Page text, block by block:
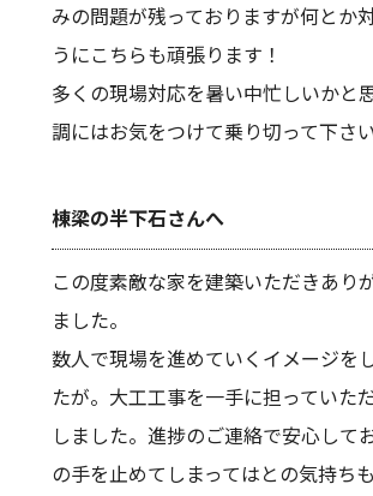
みの問題が残っておりますが何とか
うにこちらも頑張ります！
多くの現場対応を暑い中忙しいかと
調にはお気をつけて乗り切って下さ
棟梁の半下石さんへ
この度素敵な家を建築いただきあり
ました。
数人で現場を進めていくイメージを
たが。大工工事を一手に担っていた
しました。進捗のご連絡で安心して
の手を止めてしまってはとの気持ち